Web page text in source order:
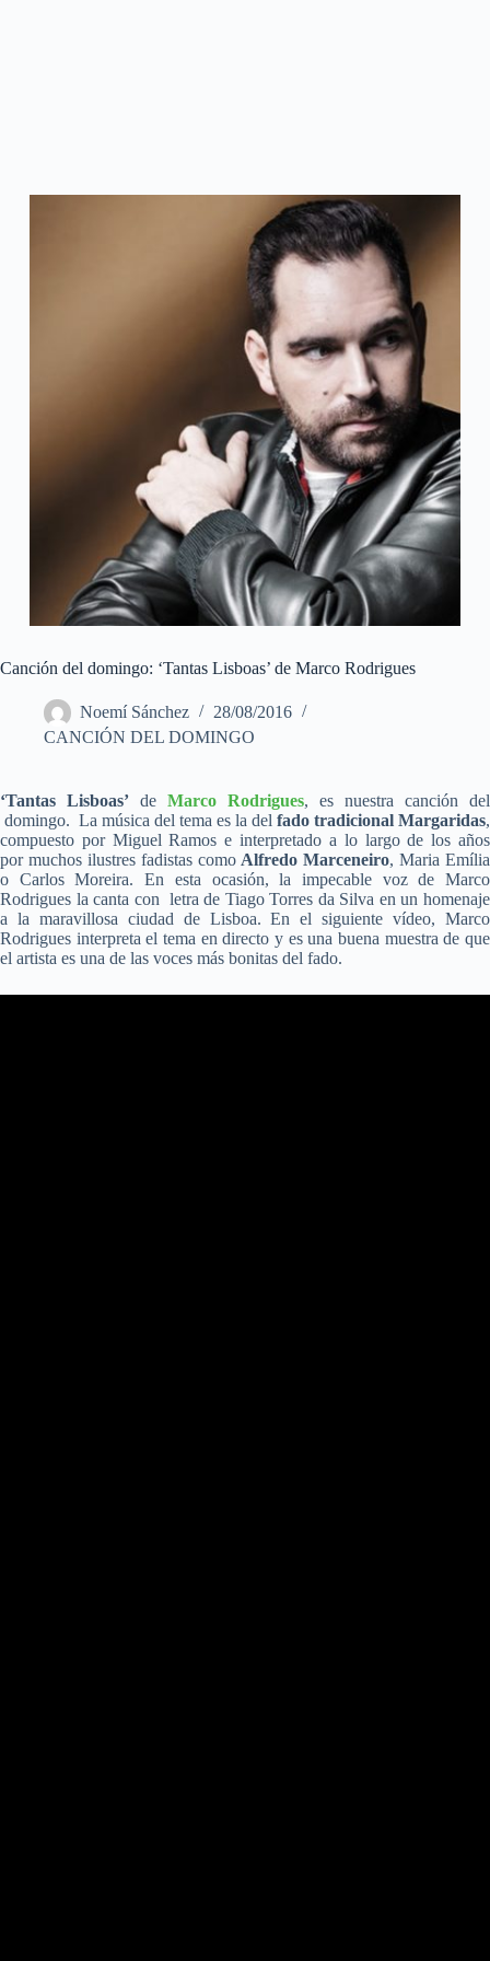
Canción del domingo: ‘Tantas Lisboas’ de Marco Rodrigues
Noemí Sánchez
28/08/2016
CANCIÓN DEL DOMINGO
‘Tantas Lisboas’ de Marco Rodrigues, es nuestra canción del
domingo. La música del tema es la del fado tradicional Margaridas,
compuesto por Miguel Ramos e interpretado a lo largo de los años
por muchos ilustres fadistas como Alfredo Marceneiro, Maria Emília
o Carlos Moreira. En esta ocasión, la impecable voz de Marco
Rodrigues la canta con letra de Tiago Torres da Silva en un homenaje
a la maravillosa ciudad de Lisboa. En el siguiente vídeo, Marco
Rodrigues interpreta el tema en directo y es una buena muestra de que
el artista es una de las voces más bonitas del fado.